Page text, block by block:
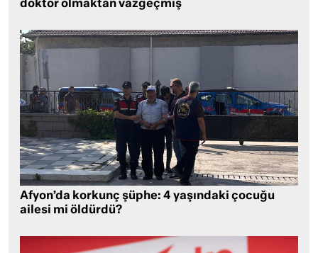
doktor olmaktan vazgeçmiş
Afyon’da korkunç şüphe: 4 yaşındaki çocuğu
ailesi mi öldürdü?